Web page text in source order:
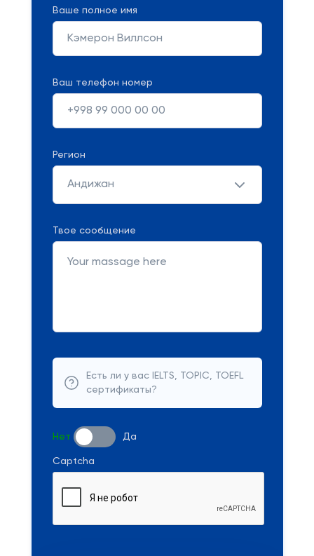
Ваше полное имя
Ваш телефон номер
Регион
Андижан
Твое сообщение
Есть ли у вас IELTS, TOPIC, TOEFL
сертификаты?
Нет Да
Captcha